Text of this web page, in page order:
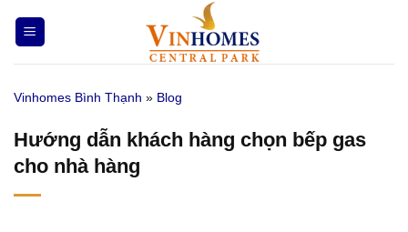
qua
nội
Vinhomes Bình Thạnh » Blog
Hướng dẫn khách hàng chọn bếp gas
cho nhà hàng